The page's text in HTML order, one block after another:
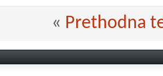
« Prethodna